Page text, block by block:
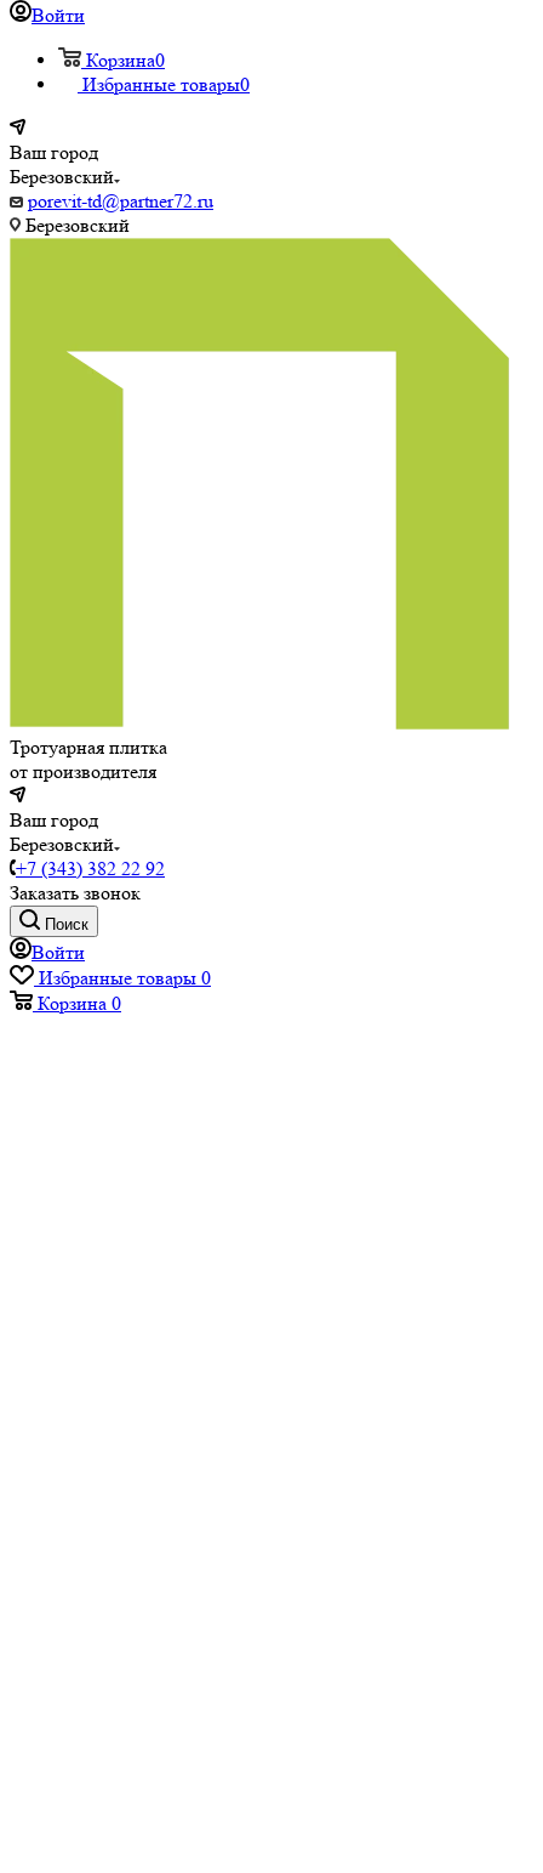
Войти
Корзина0
Избранные товары0
Ваш город
Березовский
porevit-td@partner72.ru
Березовский
Тротуарная плитка
от производителя
Ваш город
Березовский
+7 (343) 382 22 92
Заказать звонок
Поиск
Войти
Избранные товары 0
Корзина 0